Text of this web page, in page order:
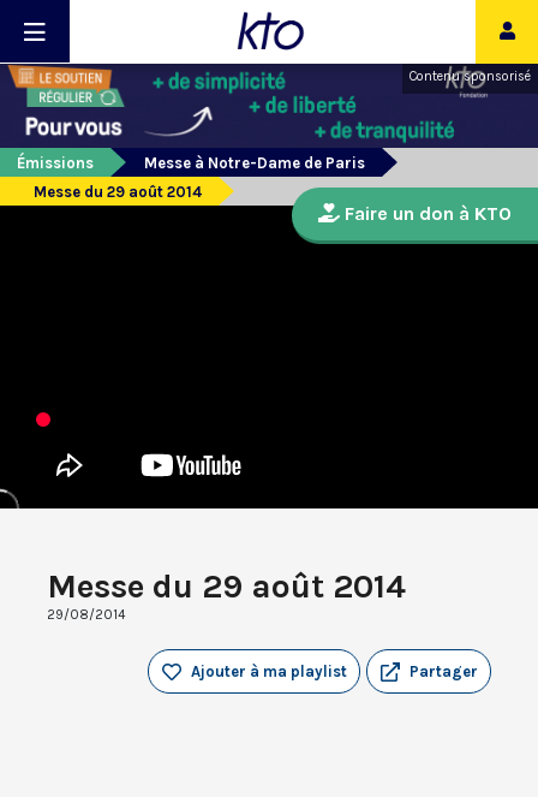
Contenu sponsorisé
Émissions
Messe à Notre-Dame de Paris
Messe du 29 août 2014
Messe du 29 août 2014
29/08/2014
Partager
Ajouter à ma playlist
Faire un don à KTO